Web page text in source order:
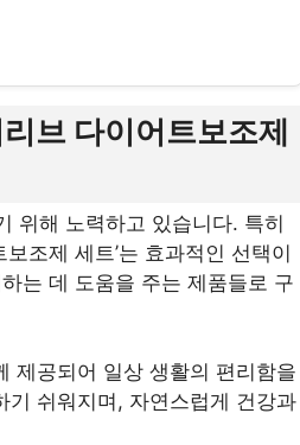
브 다이어트보조제
위해 노력하고 있습니다. 특히
조제 세트’는 효과적인 선택이
는 데 도움을 주는 제품들로 구
제공되어 일상 생활의 편리함을
기 쉬워지며, 자연스럽게 건강과